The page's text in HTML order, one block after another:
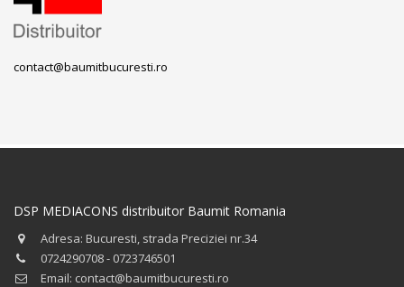
contact@baumitbucuresti.ro
DSP MEDIACONS distribuitor Baumit Romania
Adresa: Bucuresti, strada Preciziei nr.34
0724290708 - 0723746501
Email: contact@baumitbucuresti.ro